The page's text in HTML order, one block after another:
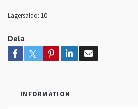
Lagersaldo: 10
Dela
INFORMATION